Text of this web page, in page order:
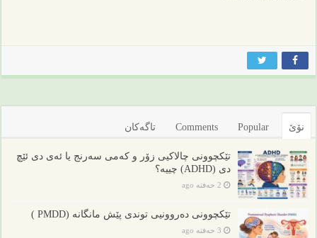
نۆێ Popular
Comments تاگەکان
تێکچوونی چالاکیی زۆر و کەمی سەرنج یا ئەی دی ئێچ
دی (ADHD) چییە؟
2 حەفتە ago
تێکچوونی دەروونیی توندی پێش مانگانە (PMDD )
3 حەفتە ago